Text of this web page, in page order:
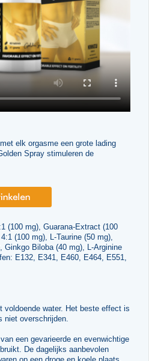
elk orgasme een grote lading
Spray stimuleren de
(100 mg), Guarana-Extract (100
(100 mg), L-Taurine (50 mg),
Ginkgo Biloba (40 mg), L-Arginine
E132, E341, E460, E464, E551,
water. Het beste effect is
overschrijden.
een gevarieerde en evenwichtige
De dagelijks aanbevolen